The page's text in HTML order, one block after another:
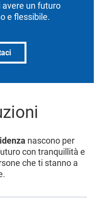
avere un futuro
e flessibile.
nascono per
con tranquillità e
che ti stanno a